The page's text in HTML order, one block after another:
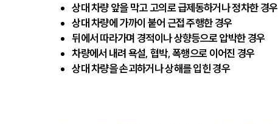
상대 차량 앞을 막고 고의로 급제동하거나 정차한 경우
상대 차량에 가까이 붙어 근접 주행한 경우
뒤에서 따라가며 경적이나 상향등으로 압박한 경우
차량에서 내려 욕설, 협박, 폭행으로 이어진 경우
상대 차량을 손괴하거나 상해를 입힌 경우